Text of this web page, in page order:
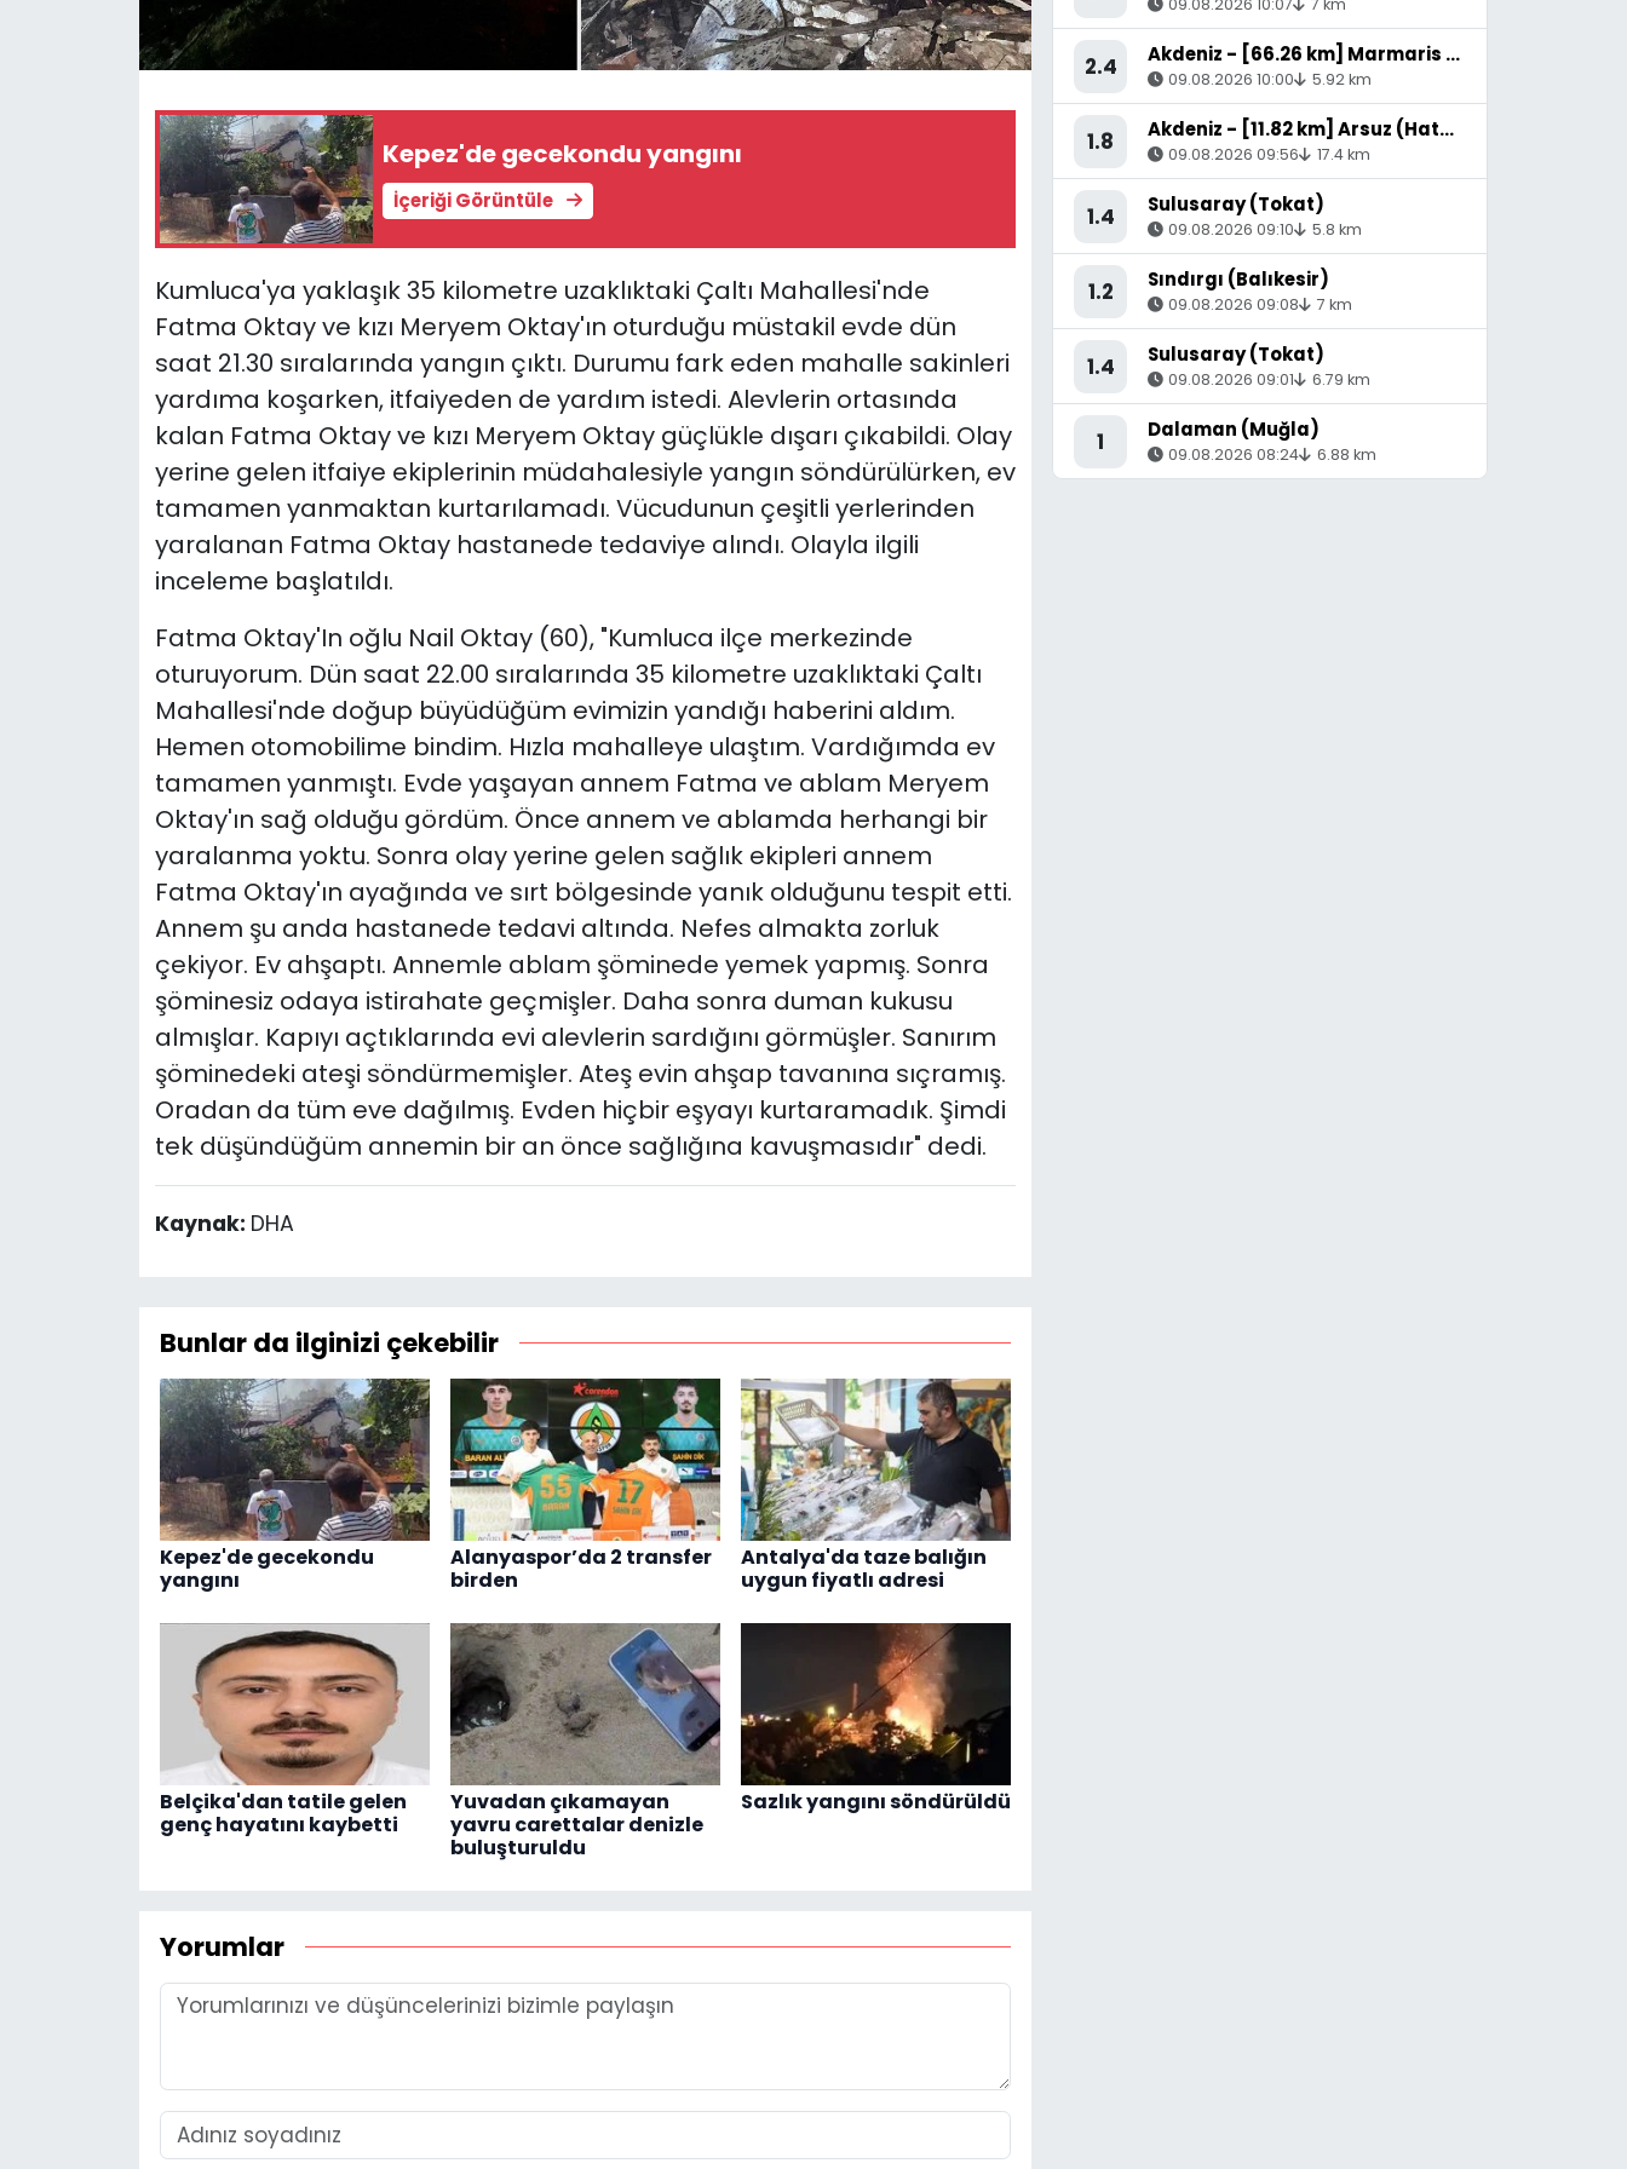
Kepez'de gecekondu yangını
İçeriği Görüntüle
Kumluca'ya yaklaşık 35 kilometre uzaklıktaki Çaltı Mahallesi'nde
Fatma Oktay ve kızı Meryem Oktay'ın oturduğu müstakil evde dün
saat 21.30 sıralarında yangın çıktı. Durumu fark eden mahalle sakinleri
yardıma koşarken, itfaiyeden de yardım istedi. Alevlerin ortasında
kalan Fatma Oktay ve kızı Meryem Oktay güçlükle dışarı çıkabildi. Olay
yerine gelen itfaiye ekiplerinin müdahalesiyle yangın söndürülürken, ev
tamamen yanmaktan kurtarılamadı. Vücudunun çeşitli yerlerinden
yaralanan Fatma Oktay hastanede tedaviye alındı. Olayla ilgili
inceleme başlatıldı.
Fatma Oktay'In oğlu Nail Oktay (60), "Kumluca ilçe merkezinde
oturuyorum. Dün saat 22.00 sıralarında 35 kilometre uzaklıktaki Çaltı
Mahallesi'nde doğup büyüdüğüm evimizin yandığı haberini aldım.
Hemen otomobilime bindim. Hızla mahalleye ulaştım. Vardığımda ev
tamamen yanmıştı. Evde yaşayan annem Fatma ve ablam Meryem
Oktay'ın sağ olduğu gördüm. Önce annem ve ablamda herhangi bir
yaralanma yoktu. Sonra olay yerine gelen sağlık ekipleri annem
Fatma Oktay'ın ayağında ve sırt bölgesinde yanık olduğunu tespit etti.
Annem şu anda hastanede tedavi altında. Nefes almakta zorluk
çekiyor. Ev ahşaptı. Annemle ablam şöminede yemek yapmış. Sonra
şöminesiz odaya istirahate geçmişler. Daha sonra duman kukusu
almışlar. Kapıyı açtıklarında evi alevlerin sardığını görmüşler. Sanırım
şöminedeki ateşi söndürmemişler. Ateş evin ahşap tavanına sıçramış.
Oradan da tüm eve dağılmış. Evden hiçbir eşyayı kurtaramadık. Şimdi
tek düşündüğüm annemin bir an önce sağlığına kavuşmasıdır" dedi.
Kaynak: DHA
Bunlar da ilginizi çekebilir
Kepez'de gecekondu
yangını
Alanyaspor’da 2 transfer
birden
Antalya'da taze balığın
uygun fiyatlı adresi
Belçika'dan tatile gelen
genç hayatını kaybetti
Yuvadan çıkamayan
yavru carettalar denizle
buluşturuldu
Sazlık yangını söndürüldü
Yorumlar
09.08.2026 10:07 7 km
2.4 Akdeniz - [66.26 km] Marmaris (Muğla)
09.08.2026 10:00 5.92 km
1.8 Akdeniz - [11.82 km] Arsuz (Hatay)
09.08.2026 09:56 17.4 km
1.4 Sulusaray (Tokat)
09.08.2026 09:10 5.8 km
1.2 Sındırgı (Balıkesir)
09.08.2026 09:08 7 km
1.4 Sulusaray (Tokat)
09.08.2026 09:01 6.79 km
1 Dalaman (Muğla)
09.08.2026 08:24 6.88 km